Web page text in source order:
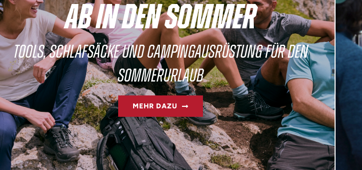
AB IN DEN SOMMER
TOOLS, SCHLAFSÄCKE UND CAMPINGAUSRÜSTUNG FÜR DEN
SOMMERURLAUB
MEHR DAZU